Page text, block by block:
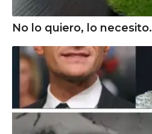
No lo quiero, lo necesito.